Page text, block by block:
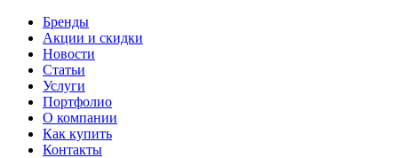
Бренды
Акции и скидки
Новости
Статьи
Услуги
Портфолио
О компании
Как купить
Контакты